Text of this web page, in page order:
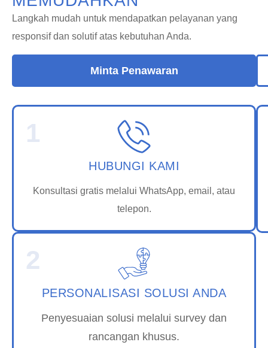
Langkah mudah untuk mendapatkan pelayanan yang
responsif dan solutif atas kebutuhan Anda.
Minta Penawaran
HUBUNGI KAMI
Konsultasi gratis melalui WhatsApp, email, atau
telepon.
1
PERSONALISASI SOLUSI ANDA
Penyesuaian solusi melalui survey dan
rancangan khusus.
2